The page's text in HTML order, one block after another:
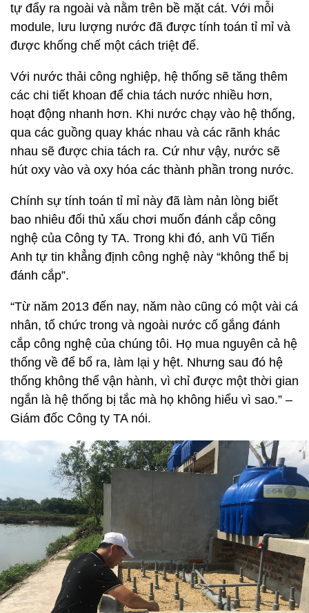
tự đẩy ra ngoài và nằm trên bề mặt cát. Với mỗi
module, lưu lượng nước đã được tính toán tỉ mỉ và
được khống chế một cách triệt để.
Với nước thải công nghiệp, hệ thống sẽ tăng thêm
các chi tiết khoan để chia tách nước nhiều hơn,
hoạt động nhanh hơn. Khi nước chạy vào hệ thống,
qua các guồng quay khác nhau và các rãnh khác
nhau sẽ được chia tách ra. Cứ như vậy, nước sẽ
hút oxy vào và oxy hóa các thành phần trong nước.
Chính sự tính toán tỉ mỉ này đã làm nản lòng biết
bao nhiêu đối thủ xấu chơi muốn đánh cắp công
nghệ của Công ty TA. Trong khi đó, anh Vũ Tiến
Anh tự tin khẳng định công nghệ này “không thể bị
đánh cắp”.
“Từ năm 2013 đến nay, năm nào cũng có một vài cá
nhân, tổ chức trong và ngoài nước cố gắng đánh
cắp công nghệ của chúng tôi. Họ mua nguyên cả hệ
thống về để bổ ra, làm lại y hệt. Nhưng sau đó hệ
thống không thể vận hành, vì chỉ được một thời gian
ngắn là hệ thống bị tắc mà họ không hiểu vì sao.” –
Giám đốc Công ty TA nói.